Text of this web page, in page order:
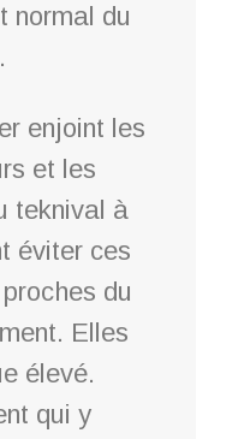
normal du
enjoint les
et les
teknival à
éviter ces
du
Elles
élevé.
qui y